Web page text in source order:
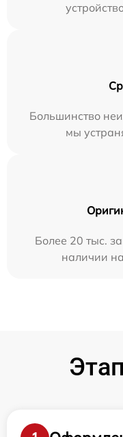
Большинство
мы
Более 20 тыс.
наличии